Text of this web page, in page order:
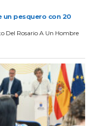
un pesquero con 20
Del Rosario A Un Hombre